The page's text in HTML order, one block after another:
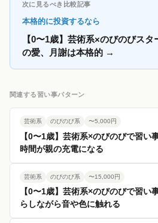
次に見るべき比較記事
本格的に投資するなら
【0〜1歳】芸術系×のびのびス
の愛、月謝は本格的 →
関連する習い事パターン
芸術系 のびのび系 〜5,000円
【0〜1歳】芸術系×のびのびで習
時間が親の充電になる
芸術系 のびのび系 〜15,000円
【0〜1歳】芸術系×のびのびで習
らしながら音や色に触れる